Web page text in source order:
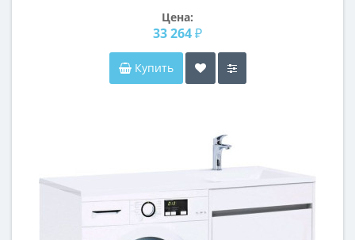
Цена:
33 264 ₽
Купить